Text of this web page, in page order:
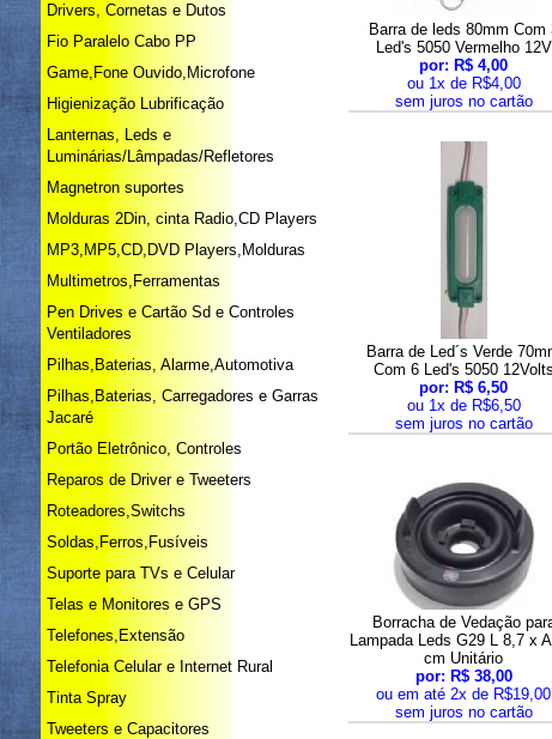
Drivers, Cornetas e Dutos
Fio Paralelo Cabo PP
Game,Fone Ouvido,Microfone
Higienização Lubrificação
Lanternas, Leds e
Luminárias/Lâmpadas/Refletores
Magnetron suportes
Molduras 2Din, cinta Radio,CD Players
MP3,MP5,CD,DVD Players,Molduras
Multimetros,Ferramentas
Pen Drives e Cartão Sd e Controles
Ventiladores
Pilhas,Baterias, Alarme,Automotiva
Pilhas,Baterias, Carregadores e Garras
Jacaré
Portão Eletrônico, Controles
Reparos de Driver e Tweeters
Roteadores,Switchs
Soldas,Ferros,Fusíveis
Suporte para TVs e Celular
Telas e Monitores e GPS
Telefones,Extensão
Telefonia Celular e Internet Rural
Tinta Spray
Tweeters e Capacitores
Barra de leds 80mm Com
Led's 5050 Vermelho 12V
por: R$ 4,00
ou 1x de R$4,00
sem juros no cartão
Barra de Led´s Verde
Com 6 Led's 5050 12Volts
por: R$ 6,50
ou 1x de R$6,50
sem juros no cartão
Borracha de Vedação
Lampada Leds G29 L 8,7 x
cm Unitário
por: R$ 38,00
ou em até 2x de R$19,00
sem juros no cartão